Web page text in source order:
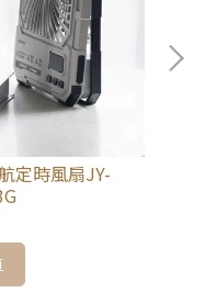
定時風扇JY-